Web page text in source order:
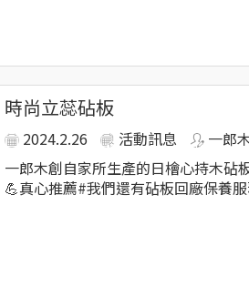
為陪伴大家安心生活的
時尚立蕊砧板
2024.2.26 活動訊息
一郎
一郎木創自家所生產的日檜心持木砧
💪真心推薦#我們還有砧板回廠保養